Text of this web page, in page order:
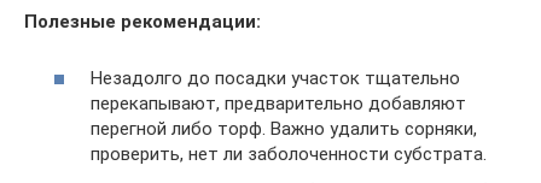
Полезные рекомендации:
Незадолго до посадки участок тщательно
перекапывают, предварительно добавляют
перегной либо торф. Важно удалить сорняки,
проверить, нет ли заболоченности субстрата.